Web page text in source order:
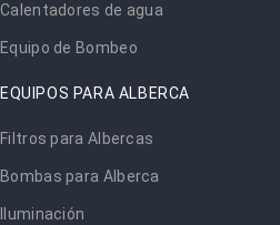
Calentadores de agua
Equipo de Bombeo
EQUIPOS PARA ALBERCA
Filtros para Albercas
Bombas para Alberca
Iluminación